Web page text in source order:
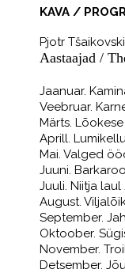
KAVA /
Pjotr
Aastaajad /
Jaanuar.
Veebruar.
Märts.
Aprill.
Mai. Valged
Juuni.
Juuli. Niitja laul
August.
September.
Oktoober.
November.
Detsember.